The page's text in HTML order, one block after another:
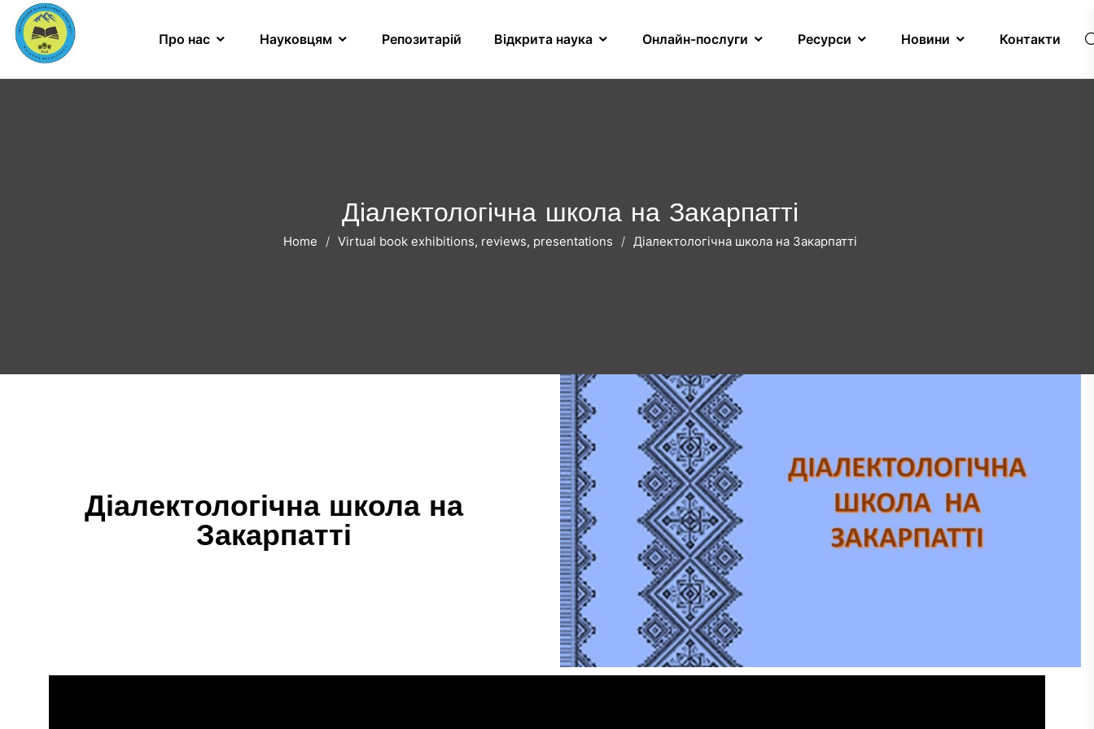
Про нас Науковцям Репозитарій Відкрита наука Онлайн-послуги Ресурси Новини Контакти
Діалектологічна школа на Закарпатті
Home Virtual book exhibitions, reviews, presentations Діалектологічна школа на Закарпатті
Діалектологічна школа на
Закарпатті